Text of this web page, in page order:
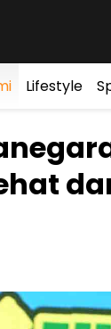
Lifestyle